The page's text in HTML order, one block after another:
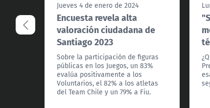
Jueves 4 de enero de 2024
Encuesta revela alta
valoración ciudadana de
Santiago 2023
Sobre la participación de figuras
públicas en los Juegos, un 83%
evalúa positivamente a los
Voluntarios, el 82% a los atletas
del Team Chile y un 79% a Fiu.